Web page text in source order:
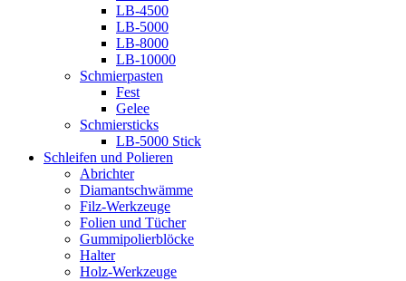
LB-4500
LB-5000
LB-8000
LB-10000
Schmierpasten
Fest
Gelee
Schmiersticks
LB-5000 Stick
Schleifen und Polieren
Abrichter
Diamantschwämme
Filz-Werkzeuge
Folien und Tücher
Gummipolierblöcke
Halter
Holz-Werkzeuge